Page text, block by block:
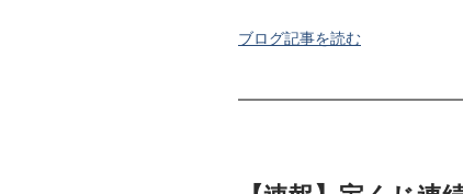
ブログ記事を読む